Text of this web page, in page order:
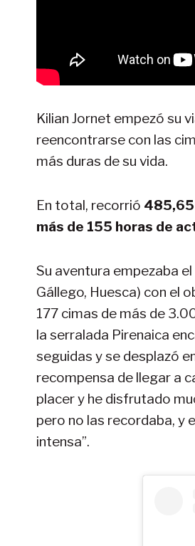
Kilian Jornet empezó su
reencontrarse con las
más duras de su vida.
En total, recorrió 485,65
más de 155 horas de
Su aventura empezaba
Gállego, Huesca) con el
177 cimas de más de
la serralada Pirenaica
seguidas y se desplazó
recompensa de llegar a
placer y he disfrutado
pero no las recordaba, y
intensa”.